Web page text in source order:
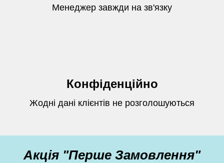
Менеджер завжди на зв'язку
Конфіденційно
Жодні дані клієнтів не розголошуються
Акція "Перше Замовлення"